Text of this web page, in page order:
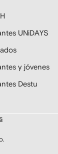
UNiDAYS
y jóvenes
Destu